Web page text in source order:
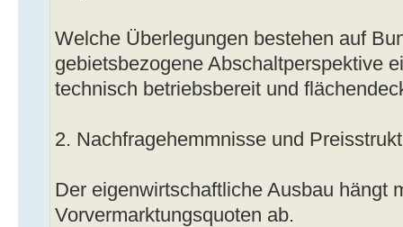
Welche Überlegungen bestehen auf
gebietsbezogene Abschaltperspektive
technisch betriebsbereit und
2. Nachfragehemmnisse und
Der eigenwirtschaftliche Ausbau hängt
Vorvermarktungsquoten ab.